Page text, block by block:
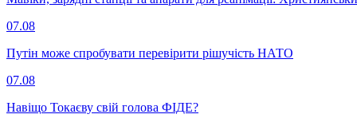
07.08
Путін може спробувати перевірити рішучість НАТО
07.08
Навіщо Токаєву свій голова ФІДЕ?